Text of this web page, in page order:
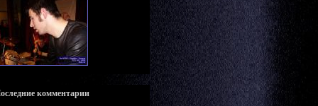
комментарии